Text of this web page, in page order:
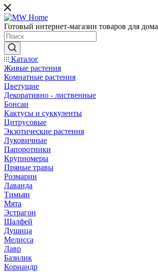
Готовый интернет-магазин товаров для дома
Каталог
Живые растения
Комнатные растения
Цветущие
Декоративно - лиственные
Бонсаи
Кактусы и суккуленты
Цитрусовые
Экзотические растения
Луковичные
Папоротники
Крупномеры
Пряные травы
Розмарин
Лаванда
Тимьян
Мята
Эстрагон
Шалфей
Душица
Мелисса
Лавр
Базилик
Кориандр